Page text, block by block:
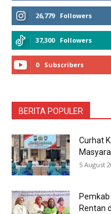
26,779 Followers
37,300 Followers
0 Subscribers
BERITA POPULER
Curhat
5 August
Rentan